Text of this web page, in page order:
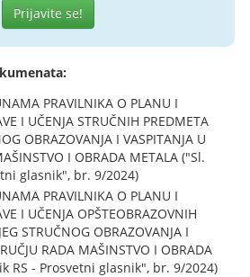
Prijavite se!
PRAVILNIKA O PLANU I
I UČENJA STRUČNIH PREDMETA
OBRAZOVANJA I VASPITANJA U
I OBRADA METALA ("Sl.
glasnik", br. 9/2024)
PRAVILNIKA O PLANU I
I UČENJA OPŠTEOBRAZOVNIH
STRUČNOG OBRAZOVANJA I
RADA MAŠINSTVO I OBRADA
RS - Prosvetni glasnik", br. 9/2024)